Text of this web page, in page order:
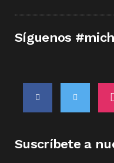
Síguenos
Suscríbete a